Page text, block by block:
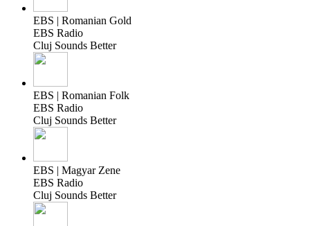
EBS | Romanian Gold
EBS Radio
Cluj Sounds Better
EBS | Romanian Folk
EBS Radio
Cluj Sounds Better
EBS | Magyar Zene
EBS Radio
Cluj Sounds Better